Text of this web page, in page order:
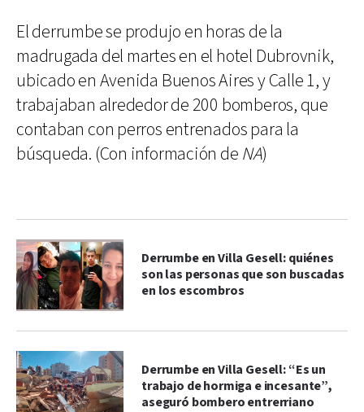
El derrumbe se produjo en horas de la
madrugada del martes en el hotel Dubrovnik,
ubicado en Avenida Buenos Aires y Calle 1, y
trabajaban alrededor de 200 bomberos, que
contaban con perros entrenados para la
búsqueda. (Con información de NA)
Derrumbe en Villa Gesell: quiénes
son las personas que son buscadas
en los escombros
Derrumbe en Villa Gesell: “Es un
trabajo de hormiga e incesante”,
aseguró bombero entrerriano